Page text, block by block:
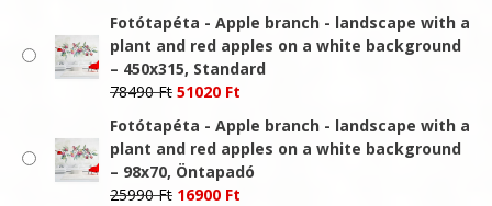
was:
20990 Ft.
is:
13650 Ft.
Fotótapéta - Apple branch - landscape with a
plant and red apples on a white background
– 450x315, Standard
78490Ft Original
was:
78490 Ft.
51020 Ft
is:
51020 Ft.
Fotótapéta - Apple branch - landscape with a
plant and red apples on a white background
– 98x70, Öntapadó
25990Ft Original
16900 Ft